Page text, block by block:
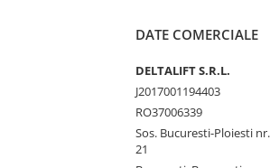
DATE COMERCIALE
DELTALIFT S.R.L.
J2017001194403
RO37006339
Sos. Bucuresti-Ploiesti
21